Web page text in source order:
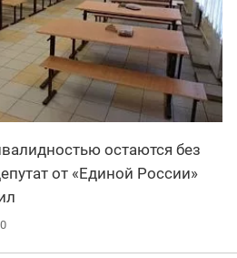
остаются без
от «Единой России»